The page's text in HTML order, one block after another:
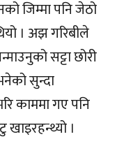
जिम्मा पनि जेठो
। अझ गरिबीले
सट्टा छोरी
सुन्दा
काममा गए पनि
।